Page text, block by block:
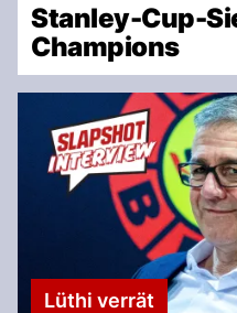
Stanley-Cup-
Champions
Lüthi verrät